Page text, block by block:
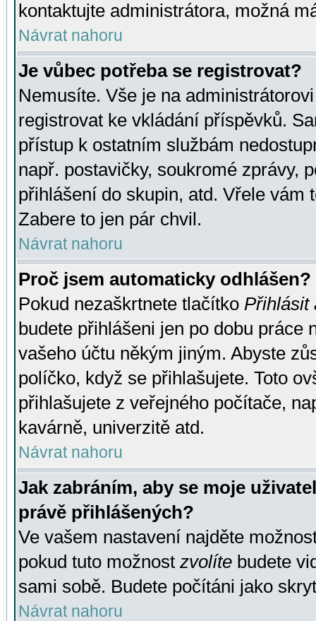
kontaktujte administrátora, možná
Návrat nahoru
Je vůbec potřeba se registrovat?
Nemusíte. Vše je na
registrovat ke vkládání příspěvků.
přístup k ostatním službám
např. postavičky, soukromé zprávy,
přihlášení do skupin, atd. Vřele vám
Zabere to jen pár chvil.
Návrat nahoru
Proč jsem automaticky odhlášen?
Pokud nezaškrtnete tlačítko Přihlásit
budete přihlášeni jen po dobu práce
vašeho účtu někým jiným. Abyste
políčko, když se přihlašujete. Toto
přihlašujete z veřejného počítače,
kavárně, univerzitě atd.
Návrat nahoru
Jak zabráním, aby se moje
právě přihlášených?
Ve vašem nastavení najděte
pokud tuto možnost zvolíte budete
sami sobě. Budete počítáni jako
Návrat nahoru